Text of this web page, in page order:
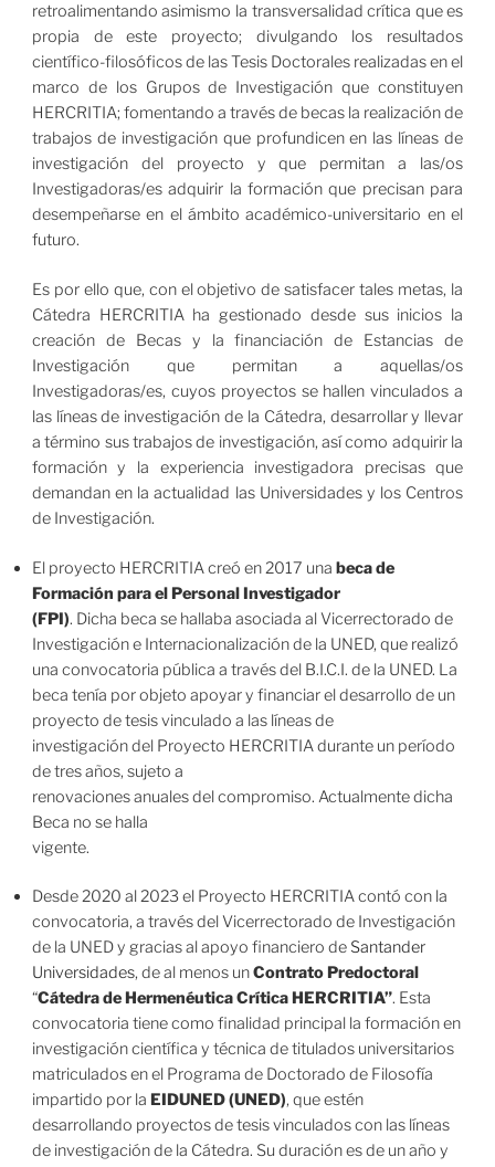
retroalimentando asimismo la transversalidad crítica que es
propia de este proyecto; divulgando los resultados
científico-filosóficos de las Tesis Doctorales realizadas en el
marco de los Grupos de Investigación que constituyen
HERCRITIA; fomentando a través de becas la realización de
trabajos de investigación que profundicen en las líneas de
investigación del proyecto y que permitan a las/os
Investigadoras/es adquirir la formación que precisan para
desempeñarse en el ámbito académico-universitario en el
futuro.
Es por ello que, con el objetivo de satisfacer tales metas, la
Cátedra HERCRITIA ha gestionado desde sus inicios la
creación de Becas y la financiación de Estancias de
Investigación que permitan a aquellas/os
Investigadoras/es, cuyos proyectos se hallen vinculados a
las líneas de investigación de la Cátedra, desarrollar y llevar
a término sus trabajos de investigación, así como adquirir la
formación y la experiencia investigadora precisas que
demandan en la actualidad las Universidades y los Centros
de Investigación.
El proyecto HERCRITIA creó en 2017 una beca de
Formación para el Personal Investigador
(FPI). Dicha beca se hallaba asociada al Vicerrectorado de
Investigación e Internacionalización de la UNED, que realizó
una convocatoria pública a través del B.I.C.I. de la UNED. La
beca tenía por objeto apoyar y financiar el desarrollo de un
proyecto de tesis vinculado a las líneas de
investigación del Proyecto HERCRITIA durante un período
de tres años, sujeto a
renovaciones anuales del compromiso. Actualmente dicha
Beca no se halla
vigente.
Desde 2020 al 2023 el Proyecto HERCRITIA contó con la
convocatoria, a través del Vicerrectorado de Investigación
de la UNED y gracias al apoyo financiero de Santander
Universidades, de al menos unContrato Predoctoral
“Cátedra de Hermenéutica Crítica HERCRITIA”. Esta
convocatoria tiene como finalidad principal la formación en
investigación científica y técnica de titulados universitarios
matriculados en el Programa de Doctorado de Filosofía
impartido por la EIDUNED (UNED), que estén
desarrollando proyectos de tesis vinculados con las líneas
de investigación de la Cátedra. Su duración es de un año y